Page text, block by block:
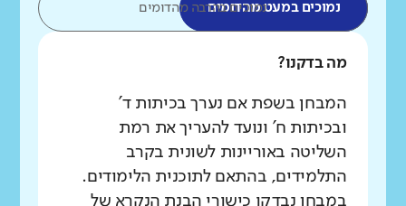
נמוכים במעט מהדומיםנמוכים בהרבה מהדומים
מה בדקנו?
המבחן בשפת אם נערך בכיתות ד'
ובכיתות ח' ונועד להעריך את רמת
השליטה באוריינות לשונית בקרב
התלמידים, בהתאם לתוכנית הלימודים.
במבחן נבדקו כישורי הבנת הנקרא של